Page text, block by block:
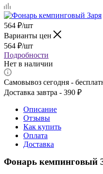
564 ₽/шт
Варианты цен
564 ₽/шт
Подробности
Нет в наличии
Самовывоз сегодня -
Доставка завтра - 390 ₽
Описание
Отзывы
Как купить
Оплата
Доставка
Фонарь кемпинговый